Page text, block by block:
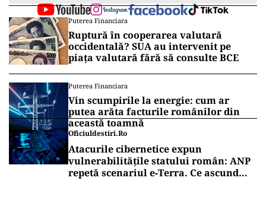
Puterea Financiara
Ruptură în cooperarea valutară
occidentală? SUA au intervenit pe
piața valutară fără să consulte BCE
Puterea Financiara
Vin scumpirile la energie: cum ar
putea arăta facturile românilor din
această toamnă
Oficiuldestiri.ro
Atacurile cibernetice expun
vulnerabilitățile statului român: ANP
repetă scenariul e‑Terra. Ce ascund